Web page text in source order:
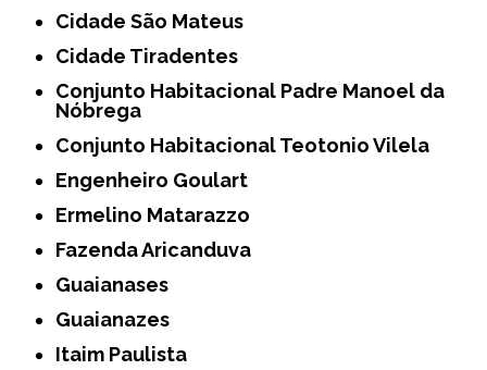
Cidade São Mateus
Cidade Tiradentes
Conjunto Habitacional Padre Manoel da
Nóbrega
Conjunto Habitacional Teotonio Vilela
Engenheiro Goulart
Ermelino Matarazzo
Fazenda Aricanduva
Guaianases
Guaianazes
Itaim Paulista